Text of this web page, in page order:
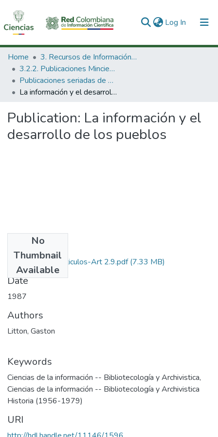
Log In (current)
Communities & Collections
All of DSpace
Statistics
Home
3. Recursos de Información Científica y Tecnológica
3.2.2. Publicaciones Minciencias
Publicaciones seriadas de Minciencias
La información y el desarrollo de los pueblos
Publication: La información y el
desarrollo de los pueblos
No
Thumbnail
Available
1987-V5-N2-Articulos-Art 2.9.pdf(7.33 MB)
Date
1987
Authors
Litton, Gaston
Keywords
Ciencias de la información -- Bibliotecología y Archivistica,
Ciencias de la información -- Bibliotecología y Archivistica
Historia (1956-1979)
URI